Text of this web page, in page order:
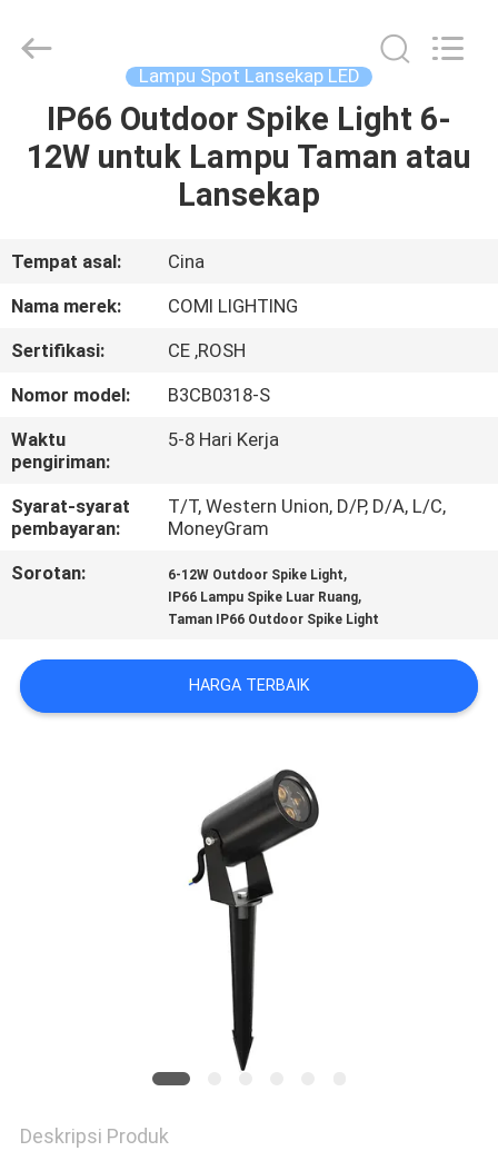
RUMAH
TENTANG
KAMI
TUR
PABRIK
KONTROL
KUALITAS
HUBUNGI
BERITA
COMI
LIGHTING
Lampu Spot Lansekap LED
IP66 Outdoor Spike Light 6-
12W untuk Lampu Taman atau
Lansekap
Tempat asal:
Cina
Nama merek:
COMI LIGHTING
Sertifikasi:
CE ,ROSH
Nomor model:
B3CB0318-S
Waktu
pengiriman:
5-8 Hari Kerja
Syarat-syarat
pembayaran:
T/T, Western Union, D/P, D/A, L/C,
MoneyGram
Sorotan:
6-12W Outdoor Spike Light,
IP66 Lampu Spike Luar Ruang,
Taman IP66 Outdoor Spike Light
HARGA TERBAIK
Deskripsi Produk